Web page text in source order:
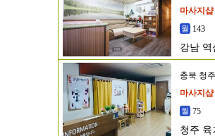
마사지샵
143
강남 역
충북 청주
마사지샵
75
청주 육